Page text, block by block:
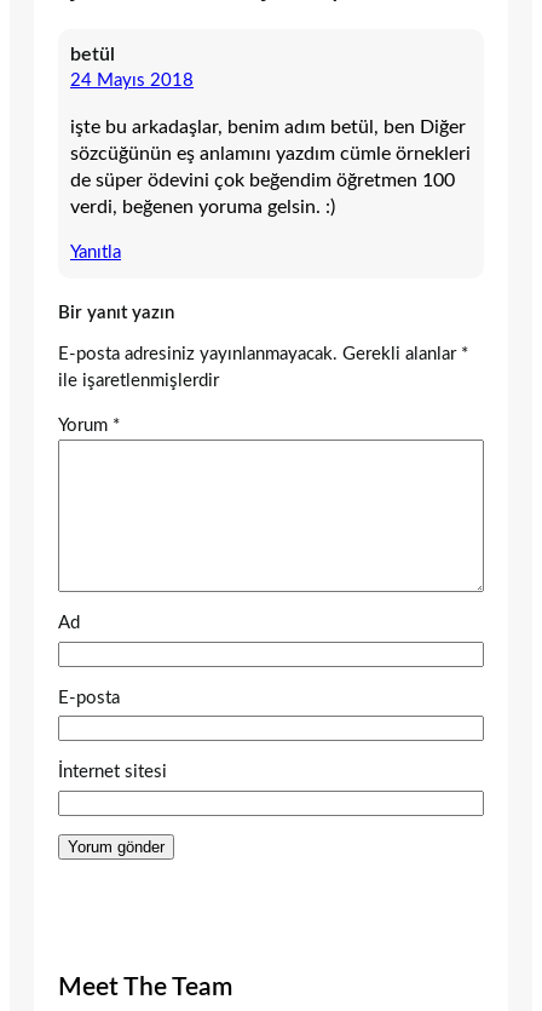
betül
24 Mayıs 2018
işte bu arkadaşlar, benim adım betül, ben Diğer
sözcüğünün eş anlamını yazdım cümle örnekleri
de süper ödevini çok beğendim öğretmen 100
verdi, beğenen yoruma gelsin. :)
Yanıtla
Bir yanıt yazın
E-posta adresiniz yayınlanmayacak. Gerekli alanlar *
ile işaretlenmişlerdir
Yorum *
Ad
E-posta
İnternet sitesi
Meet The Team